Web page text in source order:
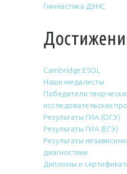
Гимнастика ДЭНС
Cambridge ESOL
Наши медалисты
Победители
исследовательских
Результаты ГИА (ОГЭ)
Результаты ГИА (ЕГЭ)
Результаты
диагностики
Дипломы и